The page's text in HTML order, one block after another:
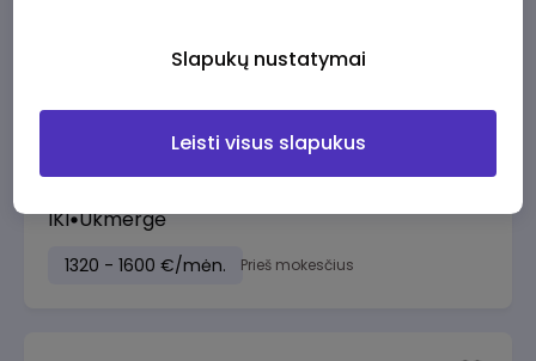
Pamainos vadovas (-ė), Vilniaus g. 62,
Ukmergė
IKI Ukmergė
1320 - 1600 €/mėn. Prieš mokesčius
Slapukų nustatymai
Leisti visus slapukus